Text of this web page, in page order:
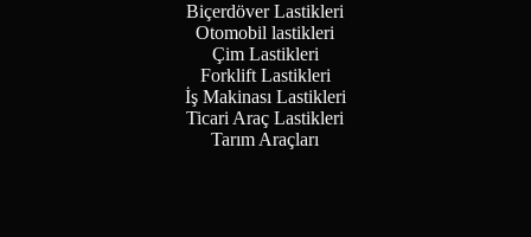
Biçerdöver Lastikleri
Otomobil lastikleri
Çim Lastikleri
Forklift Lastikleri
İş Makinası Lastikleri
Ticari Araç Lastikleri
Tarım Araçları